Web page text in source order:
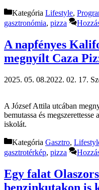
Kategória Lifestyle,
gasztronómia, pizza
A napfényes
megnyílt Caza
2025. 05. 08.2022. 02. 17.
A József Attila utcában
bemutassa és
iskolát.
Kategória Gasztro,
gasztrotérkép, pizza
Egy falat